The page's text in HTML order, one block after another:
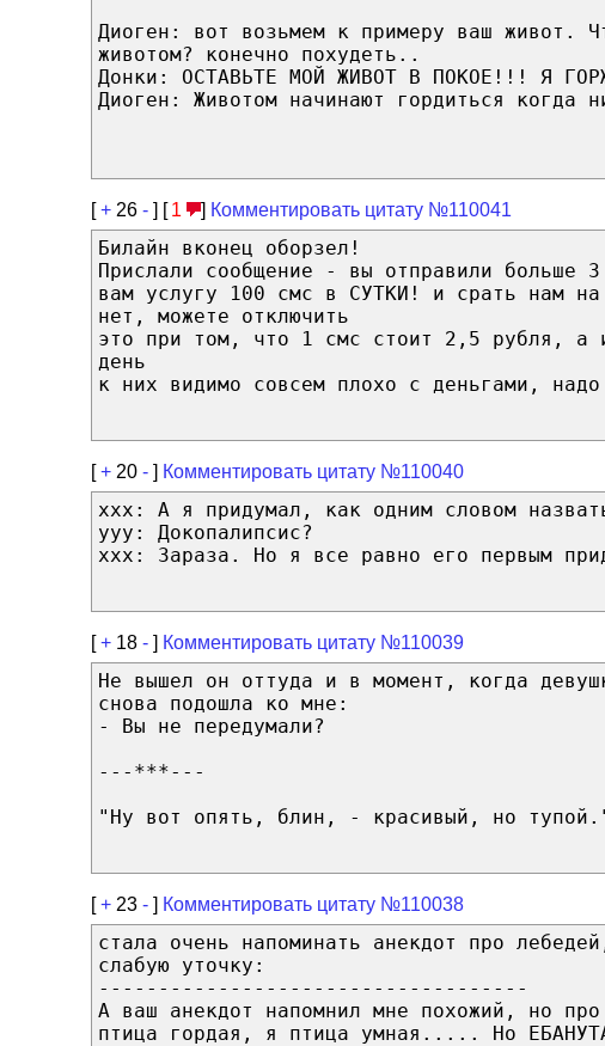
Диоген: вот возьмем к примеру ваш живот.
животом? конечно похудеть..
Донки: ОСТАВЬТЕ МОЙ ЖИВОТ В ПОКОЕ!!! Я
Диоген: Животом начинают гордиться когда
[+ 26 - ] [ 1 ] Комментировать цитату №110041
Билайн вконец оборзел!
Прислали сообщение - вы отправили больше
вам услугу 100 смс в СУТКИ! и срать нам
нет, можете отключить
это при том, что 1 смс стоит 2,5 рубля, а
день
к них видимо совсем плохо с деньгами,
[+ 20 - ] Комментировать цитату №110040
xxx: А я придумал, как одним словом
yyy: Докопалипсис?
xxx: Зараза. Но я все равно его первым
[+ 18 - ] Комментировать цитату №110039
Не вышел он оттуда и в момент, когда
снова подошла ко мне:
- Вы не передумали?
---***---
"Ну вот опять, блин, - красивый, но
[+ 23 - ] Комментировать цитату №110038
стала очень напоминать анекдот про
слабую уточку:
------------------------------------
А ваш анекдот напомнил мне похожий, но
птица гордая, я птица умная..... Но